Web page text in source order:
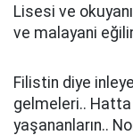
Lisesi ve
ve malayani
Filistin diye
gelmeleri.. Hatta
yaşananların..